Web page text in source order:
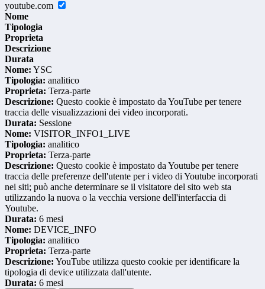
youtube.com
Nome
Tipologia
Proprieta
Descrizione
Durata
Nome: YSC
Tipologia: analitico
Proprieta: Terza-parte
Descrizione: Questo cookie è impostato da YouTube per tenere
traccia delle visualizzazioni dei video incorporati.
Durata: Sessione
Nome: VISITOR_INFO1_LIVE
Tipologia: analitico
Proprieta: Terza-parte
Descrizione: Questo cookie è impostato da Youtube per tenere
traccia delle preferenze dell'utente per i video di Youtube incorporati
nei siti; può anche determinare se il visitatore del sito web sta
utilizzando la nuova o la vecchia versione dell'interfaccia di
Youtube.
Durata: 6 mesi
Nome: DEVICE_INFO
Tipologia: analitico
Proprieta: Terza-parte
Descrizione: YouTube utilizza questo cookie per identificare la
tipologia di device utilizzata dall'utente.
Durata: 6 mesi